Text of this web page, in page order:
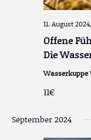
Offene
Die
11. August
Wasserkuppe
11€
September 2024